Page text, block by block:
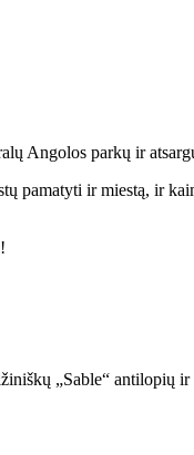
Angolos parkų ir
pamatyti ir miestą, ir
„Sable“ antilopių